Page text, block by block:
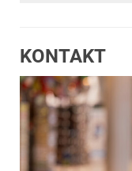
KONTAKT